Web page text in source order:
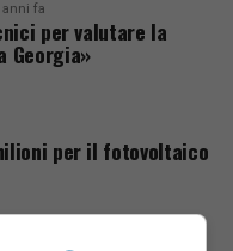
anni fa
per valutare la
Georgia»
per il fotovoltaico